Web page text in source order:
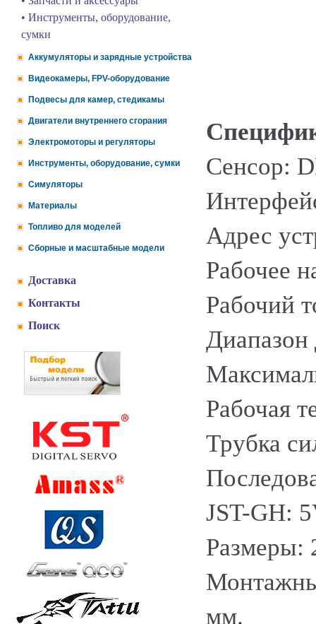
• Инструменты, оборудование,
сумки
Аккумуляторы и зарядные устройства
Видеокамеры, FPV-оборудование
Подвесы для камер, стедикамы
Двигатели внутреннего сгорания
Электромоторы и регуляторы
Инструменты, оборудование, сумки
Симуляторы
Материалы
Топливо для моделей
Сборные и масштабные модели
Доставка
Контакты
Поиск
Сенсор:
Адрес
Рабочее
Рабочий
Диапазон
Рабочая
Трубка
JST-GH:
Размеры:
мм.